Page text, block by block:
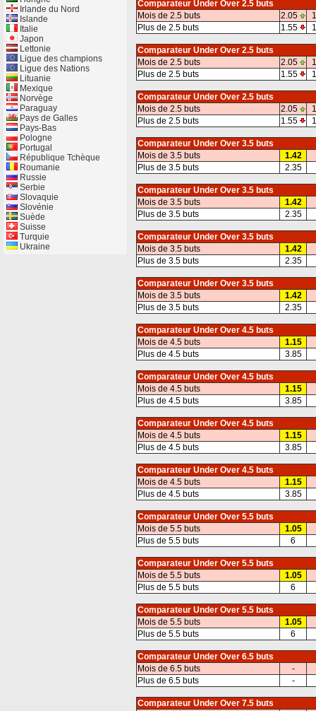
Comparateur Under Over 2.5 buts
Mois de 2.5 buts
2.05
Plus de 2.5 buts
1.55
Comparateur Under Over 2.5 buts
Mois de 2.5 buts
2.05
Plus de 2.5 buts
1.55
Comparateur Under Over 2.5 buts
Mois de 2.5 buts
2.05
Plus de 2.5 buts
1.55
Comparateur Under Over 3.5 buts
Mois de 3.5 buts
1.42
Plus de 3.5 buts
2.35
Comparateur Under Over 3.5 buts
Mois de 3.5 buts
1.42
Plus de 3.5 buts
2.35
Comparateur Under Over 3.5 buts
Mois de 3.5 buts
1.42
Plus de 3.5 buts
2.35
Comparateur Under Over 3.5 buts
Mois de 3.5 buts
1.42
Plus de 3.5 buts
2.35
Comparateur Under Over 4.5 buts
Mois de 4.5 buts
1.15
Plus de 4.5 buts
3.85
Comparateur Under Over 4.5 buts
Mois de 4.5 buts
1.15
Plus de 4.5 buts
3.85
Comparateur Under Over 4.5 buts
Mois de 4.5 buts
1.15
Plus de 4.5 buts
3.85
Comparateur Under Over 4.5 buts
Mois de 4.5 buts
1.15
Plus de 4.5 buts
3.85
Comparateur Under Over 5.5 buts
Mois de 5.5 buts
1.05
Plus de 5.5 buts
6
Comparateur Under Over 5.5 buts
Mois de 5.5 buts
1.05
Plus de 5.5 buts
6
Comparateur Under Over 5.5 buts
Mois de 5.5 buts
1.05
Plus de 5.5 buts
6
Comparateur Under Over 6.5 buts
Mois de 6.5 buts
-
Plus de 6.5 buts
-
Comparateur Under Over 7.5 buts
Irlande du Nord
Islande
Italie
Japon
Lettonie
Ligue des champions
Ligue des Nations
Lituanie
Mexique
Norvège
Paraguay
Pays de Galles
Pays-Bas
Pologne
Portugal
République Tchèque
Roumanie
Russie
Serbie
Slovaquie
Slovénie
Suède
Suisse
Turquie
Ukraine